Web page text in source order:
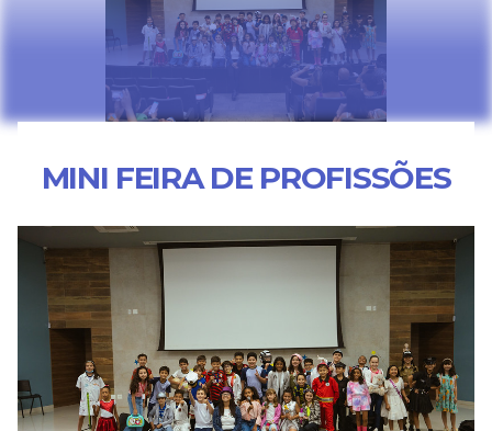
MINI FEIRA DE PROFISSÕES